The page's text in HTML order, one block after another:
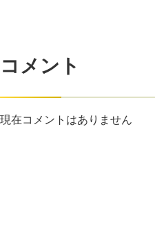
コメント
現在コメントはありません